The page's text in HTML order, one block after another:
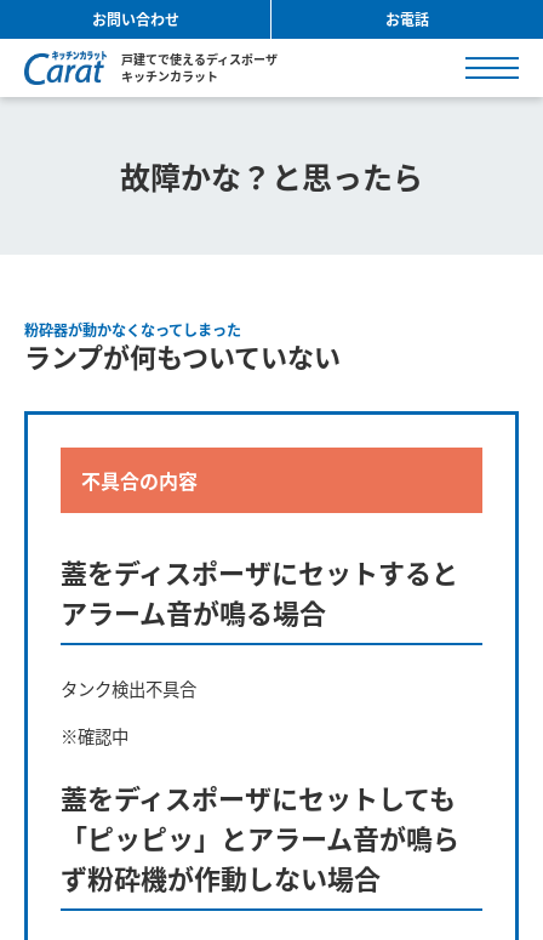
お問い合わせ お電話
戸建てで使えるディスポーザ
キッチンカラット
故障かな？と思ったら
粉砕器が動かなくなってしまった
ランプが何もついていない
不具合の内容
蓋をディスポーザにセットすると
アラーム音が鳴る場合
タンク検出不具合
※確認中
蓋をディスポーザにセットしても
「ピッピッ」とアラーム音が鳴ら
ず粉砕機が作動しない場合